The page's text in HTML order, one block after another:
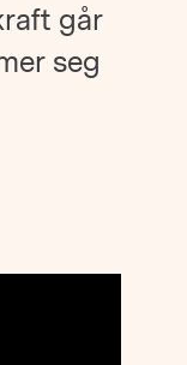
går
seg